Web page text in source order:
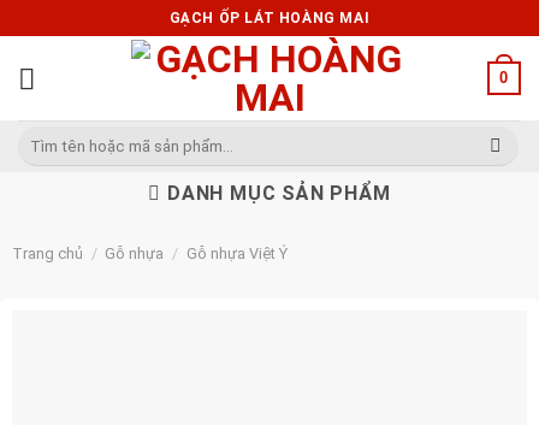
to
content
GẠCH ỐP LÁT HOÀNG MAI
0
Tìm
DANH MỤC SẢN PHẨM
Trang chủ / Gỗ nhựa / Gỗ nhựa Việt Ý